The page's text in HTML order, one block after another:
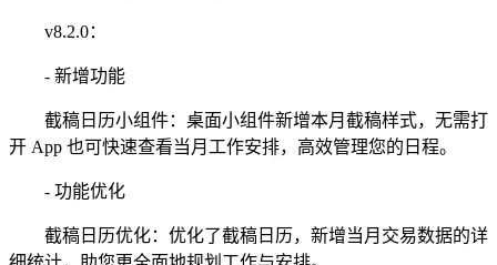
v8.2.0：
- 新增功能
截稿日历小组件：桌面小组件新增本月截稿样式，无需打
开 App 也可快速查看当月工作安排，高效管理您的日程。
- 功能优化
截稿日历优化：优化了截稿日历，新增当月交易数据的详